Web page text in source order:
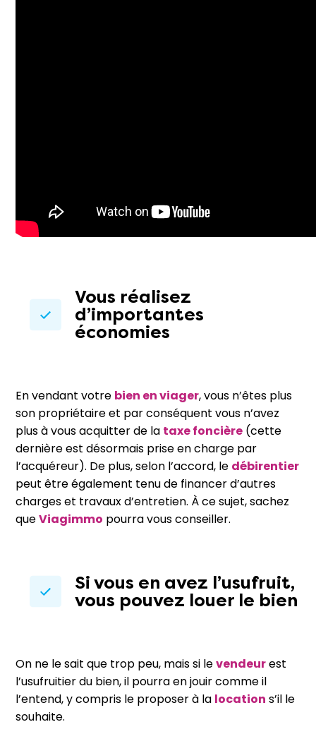
Vous réalisez
d’importantes
économies
En vendant votre bien en viager, vous n’êtes plus
son propriétaire et par conséquent vous n’avez
plus à vous acquitter de la taxe foncière (cette
dernière est désormais prise en charge par
l’acquéreur). De plus, selon l’accord, le débirentier
peut être également tenu de financer d’autres
charges et travaux d’entretien. À ce sujet, sachez
queViagimmo pourra vous conseiller.
Si vous en avez l’usufruit,
vous pouvez louer le bien
On ne le sait que trop peu, mais si levendeurest
l’usufruitier du bien, il pourra en jouir comme il
l’entend, y compris le proposer à la location s’il le
souhaite.